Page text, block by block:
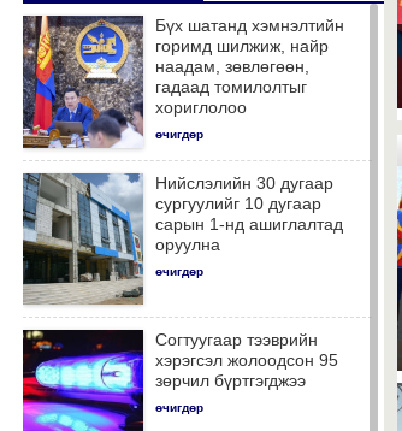
Бүх шатанд хэмнэлтийн
горимд шилжиж, найр
наадам, зөвлөгөөн,
гадаад томилолтыг
хориглолоо
өчигдөр
Нийслэлийн 30 дугаар
сургуулийг 10 дугаар
сарын 1-нд ашиглалтад
оруулна
өчигдөр
Согтуугаар тээврийн
хэрэгсэл жолоодсон 95
зөрчил бүртгэгджээ
өчигдөр